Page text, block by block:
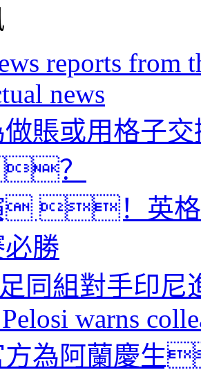
reports from
news
做賬或用格子
？
 ！英格
勝
同組對手印尼
warns
方為阿蘭慶生